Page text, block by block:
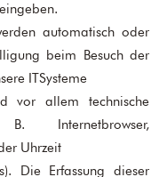
automatisch oder
beim Besuch der
ITSysteme
vor allem technische
Internetbrowser,
Uhrzeit
Die Erfassung dieser